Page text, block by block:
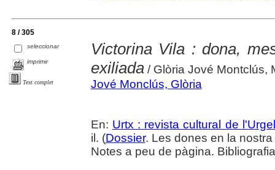
8 / 305
seleccionar
imprimir
Text complet
Victorina Vila : dona,
exiliada/ Glòria Jové Montclús,
Jové Monclús, Glòria
En: Urtx : revista cultural de
il. (Dossier. Les dones en la
Notes a peu de pàgina.